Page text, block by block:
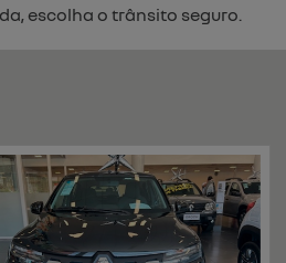
escolha o trânsito seguro.